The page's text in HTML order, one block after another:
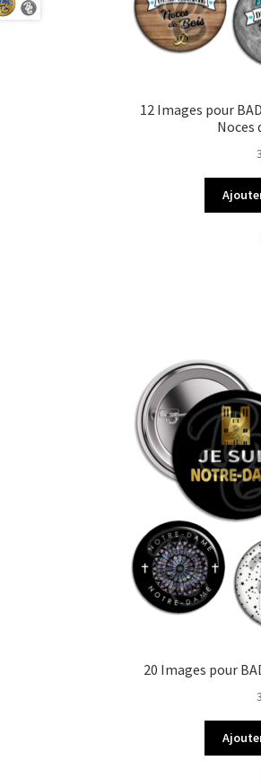
12 Images pour
Noces
20 Images pour